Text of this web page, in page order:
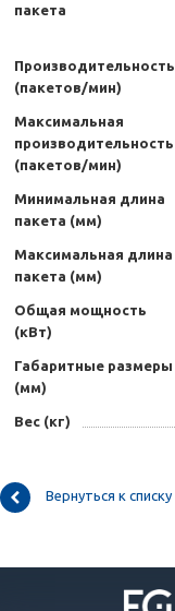
пакета
Производительность
(пакетов/мин)
Максимальная
производительность
(пакетов/мин)
Минимальная длина
пакета (мм)
Максимальная длина
пакета (мм)
Общая мощность
(кВт)
Габаритные размеры
(мм)
Вес (кг)
Вернуться к списку